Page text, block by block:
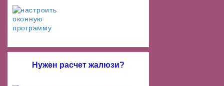
Нужен расчет жалюзи?